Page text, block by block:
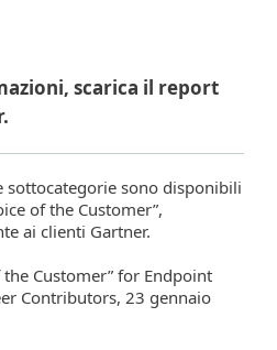
scarica il report
sottocategorie sono disponibili
of the Customer”,
ai clienti Gartner.
the Customer” for Endpoint
Contributors, 23 gennaio